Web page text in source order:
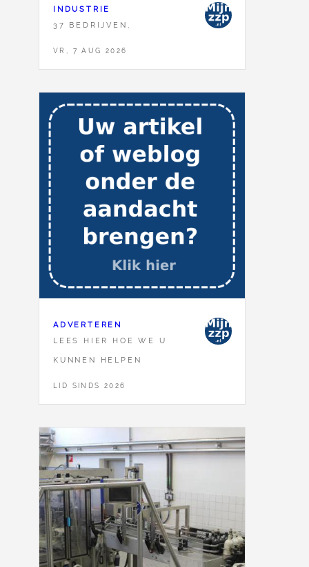
INDUSTRIE
37 BEDRIJVEN,
VR, 7 AUG 2026
ADVERTEREN
LEES HIER HOE WE U
KUNNEN HELPEN
LID SINDS 2026